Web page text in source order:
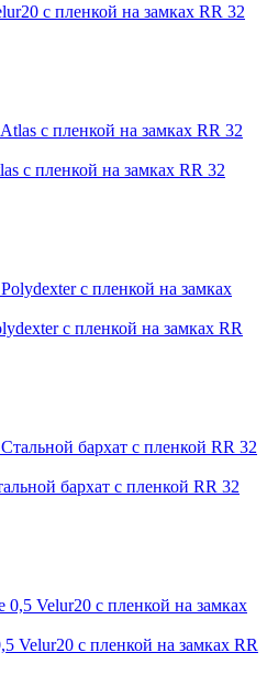
с пленкой на замках RR 32
с пленкой на замках RR 32
с пленкой на замках RR
бархат с пленкой RR 32
Velur20 с пленкой на замках RR